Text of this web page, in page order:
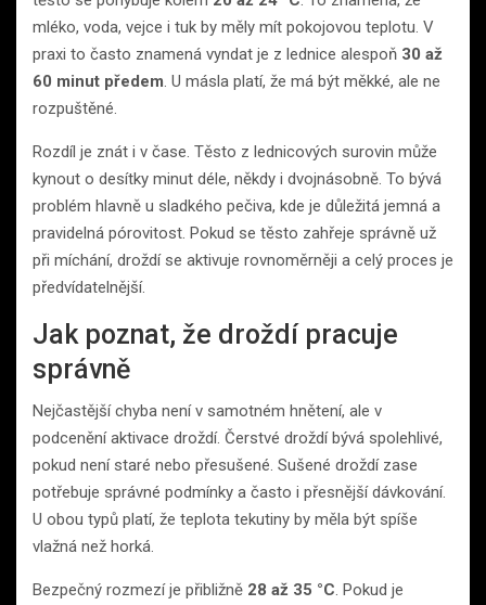
mléko, voda, vejce i tuk by měly mít pokojovou teplotu. V
praxi to často znamená vyndat je z lednice alespoň 30 až
60 minut předem. U másla platí, že má být měkké, ale ne
rozpuštěné.
Rozdíl je znát i v čase. Těsto z lednicových surovin může
kynout o desítky minut déle, někdy i dvojnásobně. To bývá
problém hlavně u sladkého pečiva, kde je důležitá jemná a
pravidelná pórovitost. Pokud se těsto zahřeje správně už
při míchání, droždí se aktivuje rovnoměrněji a celý proces je
předvídatelnější.
Jak poznat, že droždí pracuje
správně
Nejčastější chyba není v samotném hnětení, ale v
podcenění aktivace droždí. Čerstvé droždí bývá spolehlivé,
pokud není staré nebo přesušené. Sušené droždí zase
potřebuje správné podmínky a často i přesnější dávkování.
U obou typů platí, že teplota tekutiny by měla být spíše
vlažná než horká.
Bezpečný rozmezí je přibližně 28 až 35 °C. Pokud je